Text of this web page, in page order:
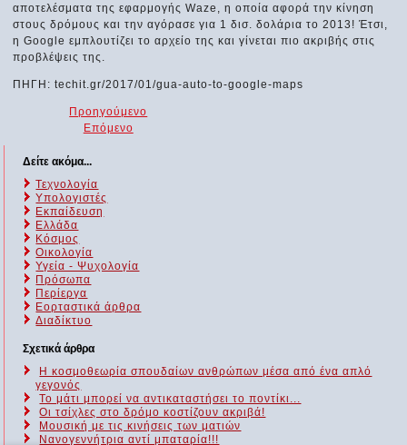
αποτελέσματα της εφαρμογής Waze, η οποία αφορά την κίνηση
στους δρόμους και την αγόρασε για 1 δισ. δολάρια το 2013! Έτσι,
η Google εμπλουτίζει το αρχείο της και γίνεται πιο ακριβής στις
προβλέψεις της.
ΠΗΓΗ: techit.gr/2017/01/gua-auto-to-google-maps
Προηγούμενο
Επόμενο
Δείτε ακόμα...
Τεχνολογία
Υπολογιστές
Εκπαίδευση
Ελλάδα
Κόσμος
Οικολογία
Υγεία - Ψυχολογία
Πρόσωπα
Περίεργα
Εορταστικά άρθρα
Διαδίκτυο
Σχετικά άρθρα
Η κοσμοθεωρία σπουδαίων ανθρώπων μέσα από ένα απλό
γεγονός
Το μάτι μπορεί να αντικαταστήσει το ποντίκι...
Οι τσίχλες στο δρόμο κοστίζουν ακριβά!
Μουσική με τις κινήσεις των ματιών
Νανογεννήτρια αντί μπαταρία!!!